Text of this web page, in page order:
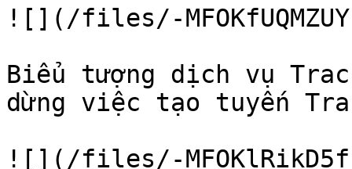
![](/files/-
Biểu tượng dịch vụ
dừng việc tạo tuyến